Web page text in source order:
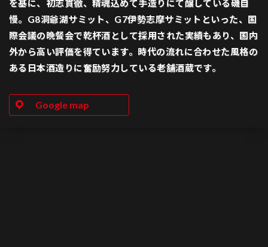
を基に、初志貫徹、精魂込めて手造りにて醸している磯自
慢。G8洞爺湖サミット、G7伊勢志摩サミットといった、国
際会議の晩餐会で乾杯酒として採用された実績もあり、国内
外から高い評価を得ています。時代の流れに合わせた風格の
ある日本酒造りに奮励努力している老舗酒蔵です。
Google map